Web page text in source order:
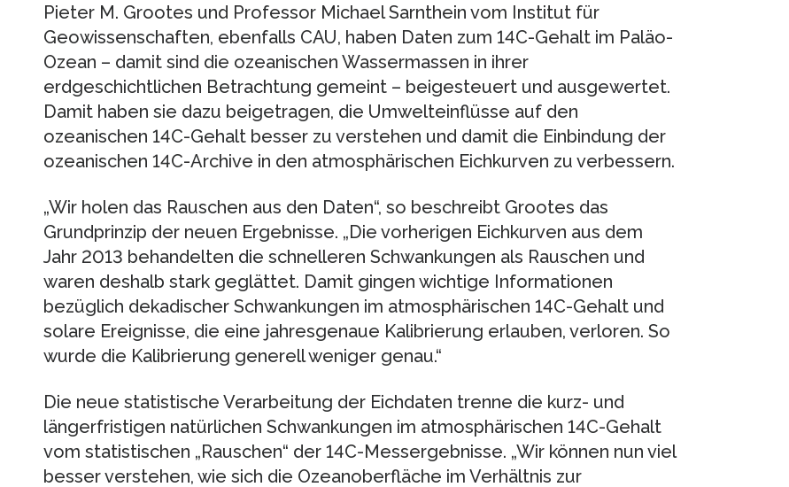
Pieter M. Grootes und Professor Michael Sarnthein vom Institut für
Geowissenschaften, ebenfalls CAU, haben Daten zum 14C-Gehalt im Paläo-
Ozean – damit sind die ozeanischen Wassermassen in ihrer
erdgeschichtlichen Betrachtung gemeint – beigesteuert und ausgewertet.
Damit haben sie dazu beigetragen, die Umwelteinflüsse auf den
ozeanischen 14C-Gehalt besser zu verstehen und damit die Einbindung der
ozeanischen 14C-Archive in den atmosphärischen Eichkurven zu verbessern.
„Wir holen das Rauschen aus den Daten“, so beschreibt Grootes das
Grundprinzip der neuen Ergebnisse. „Die vorherigen Eichkurven aus dem
Jahr 2013 behandelten die schnelleren Schwankungen als Rauschen und
waren deshalb stark geglättet. Damit gingen wichtige Informationen
bezüglich dekadischer Schwankungen im atmosphärischen 14C-Gehalt und
solare Ereignisse, die eine jahresgenaue Kalibrierung erlauben, verloren. So
wurde die Kalibrierung generell weniger genau.“
Die neue statistische Verarbeitung der Eichdaten trenne die kurz- und
längerfristigen natürlichen Schwankungen im atmosphärischen 14C-Gehalt
vom statistischen „Rauschen“ der 14C-Messergebnisse. „Wir können nun viel
besser verstehen, wie sich die Ozeanoberfläche im Verhältnis zur